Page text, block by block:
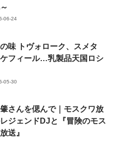
06-24
味 トヴォローク、スメタ
フィール…乳製品天国ロシ
05-30
さんを偲んで｜モスクワ放
ジェンドDJと『冒険のモス
送』